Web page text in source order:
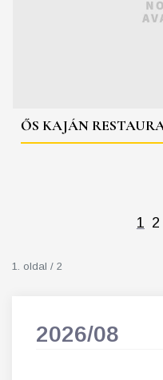
ŐS KAJÁN
1 2
1. oldal / 2
2026/08